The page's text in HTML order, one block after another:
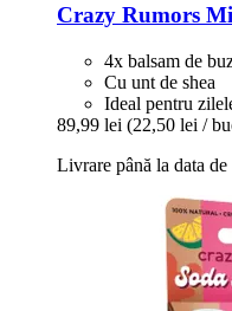
Crazy Rumors
4x balsam de
Cu unt de shea
Ideal pentru
89,99 lei (22,50 lei /
Livrare până la data de